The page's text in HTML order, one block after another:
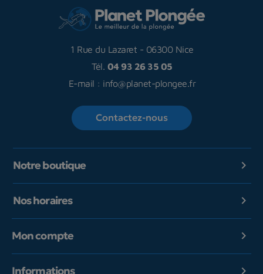
1 Rue du Lazaret - 06300 Nice
Tél. 04 93 26 35 05
E-mail : info@planet-plongee.fr
Contactez-nous
Notre boutique 
Nos horaires 
Mon compte 
Informations